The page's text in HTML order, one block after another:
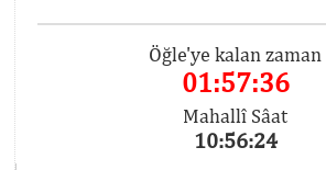
Öğle'ye kalan zaman
01:57:36
Mahallî Sâat
10:56:24